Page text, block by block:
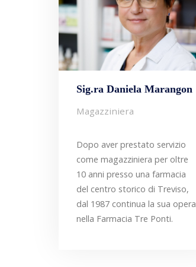
Sig.ra Daniela Marangon
Magazziniera
Dopo aver prestato servizio
come magazziniera per oltre
10 anni presso una farmacia
del centro storico di Treviso,
dal 1987 continua la sua opera
nella Farmacia Tre Ponti.